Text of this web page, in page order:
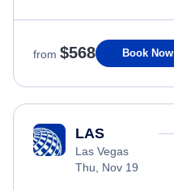
from $568 Book Now
LAS
Las Vegas
Thu, Nov 19